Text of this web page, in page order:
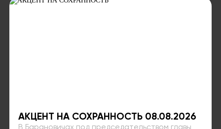
АКЦЕНТ НА СОХРАННОСТЬ 08.08.2026